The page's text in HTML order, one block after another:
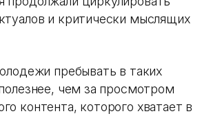
и критически мыслящих
пребывать в таких
чем за просмотром
контента, которого хватает в